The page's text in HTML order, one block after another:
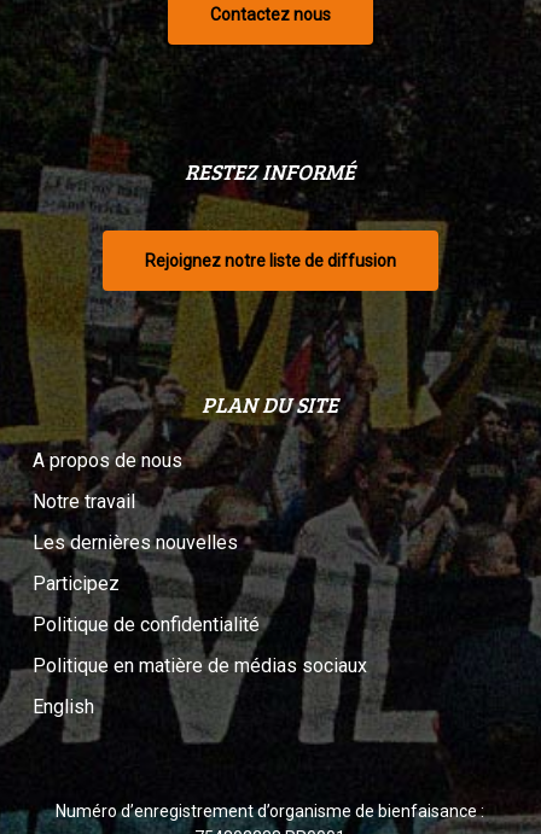
Contactez nous
RESTEZ INFORMÉ
Rejoignez notre liste de diffusion
PLAN DU SITE
A propos de nous
Notre travail
Les dernières nouvelles
Participez
Politique de confidentialité
Politique en matière de médias sociaux
English
Numéro d’enregistrement d’organisme de bienfaisance :